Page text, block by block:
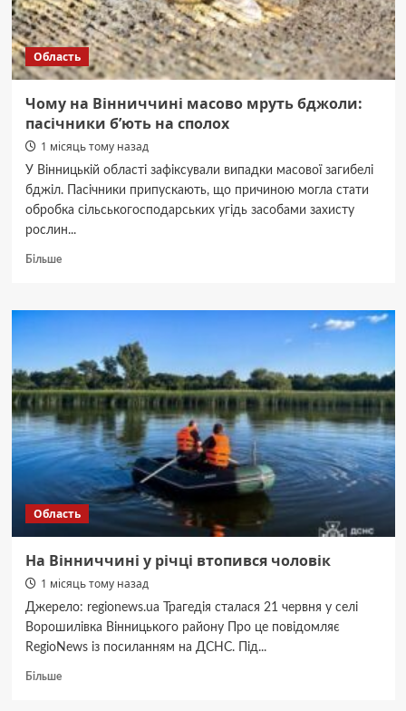
знайомств
Область
Чому на Вінниччині масово мруть бджоли:
пасічники б’ють на сполох
1 місяць тому назад
У Вінницькій області зафіксували випадки масової загибелі
бджіл. Пасічники припускають, що причиною могла стати
обробка сільськогосподарських угідь засобами захисту
рослин...
БільшеДокладніше
на
мруть
бджоли:
пасічники
б’ють
на
сполох
Область
На Вінниччині у річці втопився чоловік
1 місяць тому назад
Джерело: regionews.ua Трагедія сталася 21 червня у селі
Ворошилівка Вінницького району Про це повідомляє
RegioNews із посиланням на ДСНС. Під...
БільшеДокладніше